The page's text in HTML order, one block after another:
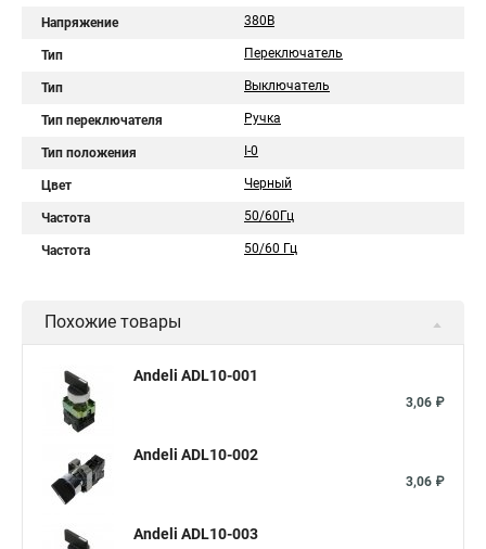
Напряжение 380В
Тип Переключатель
Тип Выключатель
Тип переключателя Ручка
Тип положения I-0
Цвет Черный
Частота 50/60Гц
Частота 50/60 Гц
Похожие товары
Andeli ADL10-001
3,06 ₽
Andeli ADL10-002
3,06 ₽
Andeli ADL10-003